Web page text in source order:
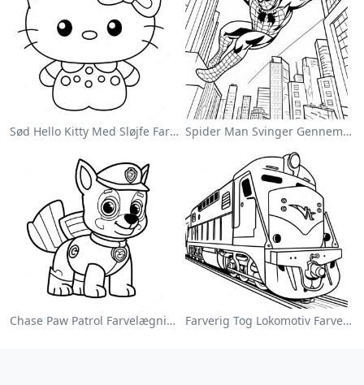
Sød Hello Kitty Med Sløjfe Farvelægningsside Spider Man Svinger Gennem Byen Farvelægningsside
Chase Paw Patrol Farvelægningsside Farverig Tog Lokomotiv Farvelægningsside